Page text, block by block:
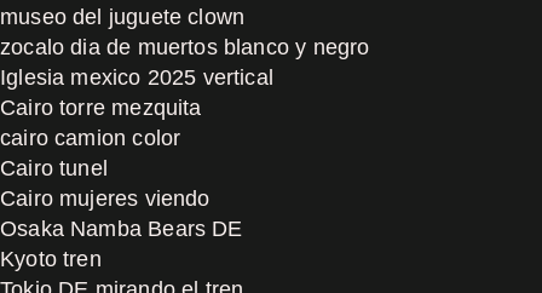
museo del juguete clown
zocalo dia de muertos blanco y negro
Iglesia mexico 2025 vertical
Cairo torre mezquita
cairo camion color
Cairo tunel
Cairo mujeres viendo
Osaka Namba Bears DE
Kyoto tren